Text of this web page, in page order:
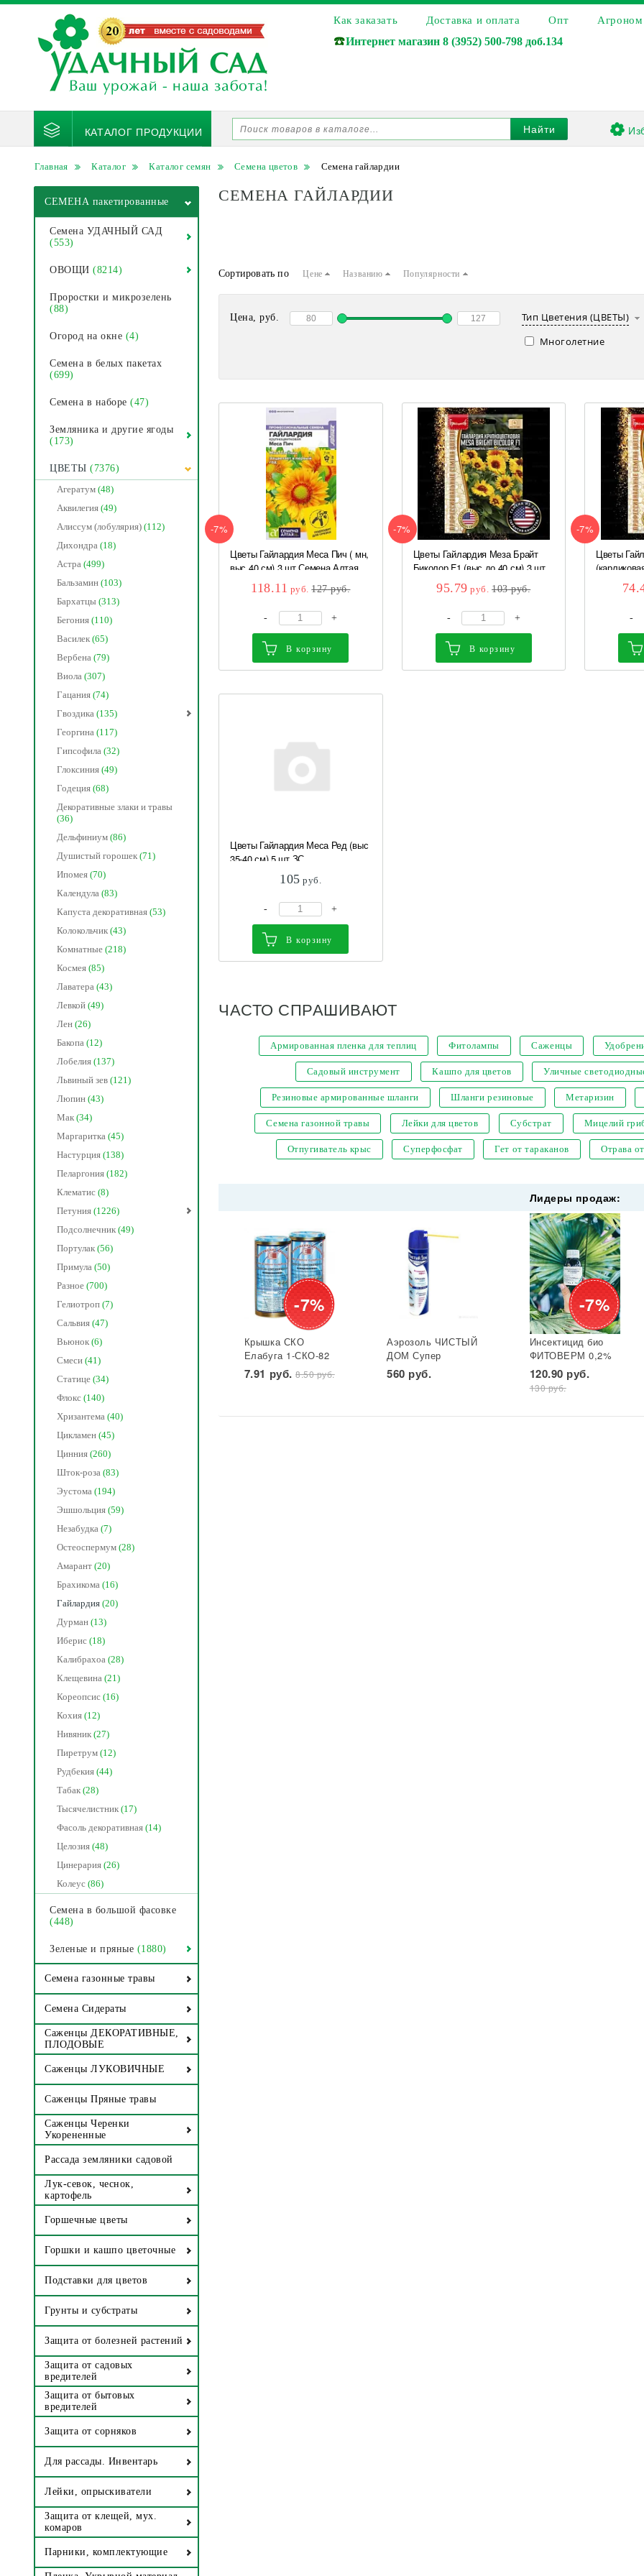
Как заказать Доставка и оплата Опт Агроном
☎️Интернет магазин 8 (3952) 500-798 доб.134
КАТАЛОГ ПРОДУКЦИИ Найти
Главная Каталог Каталог семян Семена цветов Семена гайлардии
СЕМЕНА пакетированные
Семена УДАЧНЫЙ САД
(553)
ОВОЩИ (8214)
Проростки и микрозелень
(88)
Огород на окне (4)
Семена в белых пакетах
(699)
Семена в наборе (47)
Земляника и другие ягоды
(173)
ЦВЕТЫ (7376)
Агератум (48)
Аквилегия (49)
Алиссум (лобулярия) (112)
Дихондра (18)
Астра (499)
Бальзамин (103)
Бархатцы (313)
Бегония (110)
Василек (65)
Вербена (79)
Виола (307)
Гацания (74)
Гвоздика (135)
Георгина (117)
Гипсофила (32)
Глоксиния (49)
Годеция (68)
Декоративные злаки и травы
(36)
Дельфиниум (86)
Душистый горошек (71)
Ипомея (70)
Календула (83)
Капуста декоративная (53)
Колокольчик (43)
Комнатные (218)
Космея (85)
Лаватера (43)
Левкой (49)
Лен (26)
Бакопа (12)
Лобелия (137)
Львиный зев (121)
Люпин (43)
Мак (34)
Маргаритка (45)
Настурция (138)
Пеларгония (182)
Клематис (8)
Петуния (1226)
Подсолнечник (49)
Портулак (56)
Примула (50)
Разное (700)
Гелиотроп (7)
Сальвия (47)
Вьюнок (6)
Смеси (41)
Статице (34)
Флокс (140)
Хризантема (40)
Цикламен (45)
Цинния (260)
Шток-роза (83)
Эустома (194)
Эшшольция (59)
Незабудка (7)
Остеоспермум (28)
Амарант (20)
Брахикома (16)
Гайлардия (20)
Дурман (13)
Иберис (18)
Калибрахоа (28)
Клещевина (21)
Кореопсис (16)
Кохия (12)
Нивяник (27)
Пиретрум (12)
Рудбекия (44)
Табак (28)
Тысячелистник (17)
Фасоль декоративная (14)
Целозия (48)
Цинерария (26)
Колеус (86)
Семена в большой фасовке
(448)
Зеленые и пряные (1880)
Семена газонные травы
Семена Сидераты
Саженцы ДЕКОРАТИВНЫЕ,
ПЛОДОВЫЕ
Саженцы ЛУКОВИЧНЫЕ
Саженцы Пряные травы
Саженцы Черенки
Укорененные
Рассада земляники садовой
Лук-севок, чеснок,
картофель
Горшечные цветы
Горшки и кашпо цветочные
Подставки для цветов
Грунты и субстраты
Защита от болезней растений
Защита от садовых
вредителей
Защита от бытовых
вредителей
Защита от сорняков
Для рассады. Инвентарь
Лейки, опрыскиватели
Защита от клещей, мух.
комаров
Парники, комплектующие
СЕМЕНА ГАЙЛАРДИИ
Сортировать по Цене Названию Популярности
Цена, руб.
Тип Цветения (ЦВЕТЫ)
Многолетние
-7%
Цветы Гайлардия Меса Пич ( мн,
выс 40 см) 3 шт Семена Алтая
118.11 руб. 127руб.
- +
В корзину
-7%
Цветы Гайлардия Меза Брайт
Биколор F1 (выс до 40 см) 3 шт
Экзоты95.79 руб. 103руб.
- +
В корзину
-7%
Цветы
-
Цветы Гайлардия Меса Ред (выс
35-40 см) 5 шт ЗС
105 руб.
- +
В корзину
ЧАСТО СПРАШИВАЮТ
Армированная пленка для теплиц Фитолампы Саженцы
Садовый инструмент Кашпо для цветов Уличные
Резиновые армированные шланги Шланги резиновые Метаризин
Семена газонной травы Лейки для цветов Субстрат Мицелий
Отпугиватель крыс Суперфосфат Гет от тараканов Отрава
Лидеры продаж:
-7%
Крышка СКО
Елабуга 1-СКО-82
лакированная
Звезда 1/50/600*
7.91 руб.8.50 руб.
Аэрозоль ЧИСТЫЙ
ДОМ Супер
универ. фл 600 мл
(двойное
560 руб.
-7%
Инсектицид био
ФИТОВЕРМ 0,2%
бут 25 мл ВХ 1/30
120.90 руб.
130 руб.